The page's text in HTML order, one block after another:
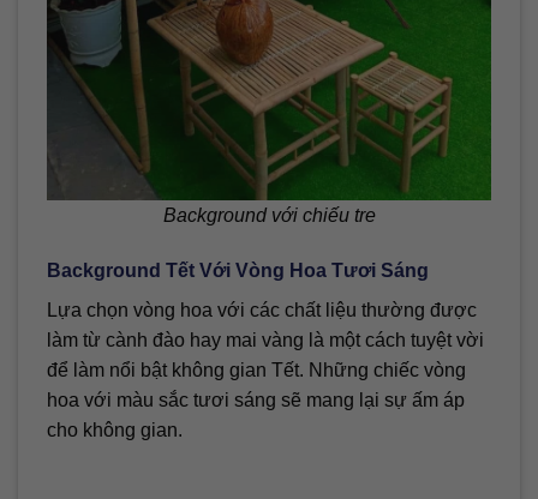
Background với chiếu tre
Background Tết Với Vòng Hoa Tươi Sáng
Lựa chọn vòng hoa với các chất liệu thường được
làm từ cành đào hay mai vàng là một cách tuyệt vời
để làm nổi bật không gian Tết. Những chiếc vòng
hoa với màu sắc tươi sáng sẽ mang lại sự ấm áp
cho không gian.